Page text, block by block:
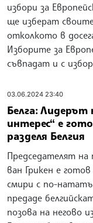
избори за
ще изберат
отколкото в
Изборите за
съвпадат и с
03.06.2024 23:40
Белга: Лидерът
интерес“ е
разделя Белгия
Председателят на
ван Грикен е
смири с по-
предаде
позова на негово